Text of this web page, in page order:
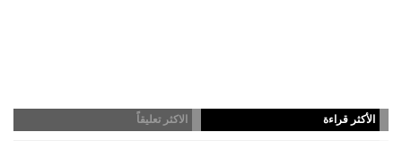
الأكثر قراءة الاكثر تعليقاً